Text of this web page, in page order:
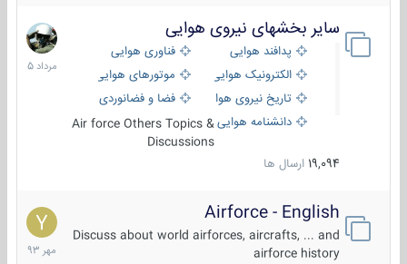
سایر بخشهای نیروی هوایی
پدافند هوایی
فناوری هوایی
الکترونیک هوایی
موتورهای هوایی
تاریخ نیروی هوایی
فضا و فضانوردی
دانشنامه هواییAir force Others Topics &
Discussions
19,094 ارسال ها
2
مرداد
1405
Airforce - English
Discuss about world airforces, aircrafts, ... and
airforce history
15
مهر
1393